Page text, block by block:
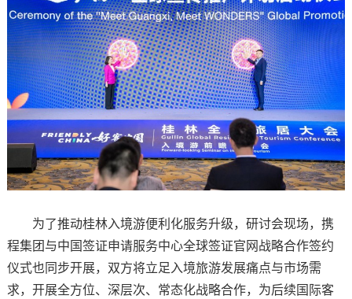
为了推动桂林入境游便利化服务升级，研讨会现场，携
程集团与中国签证申请服务中心全球签证官网战略合作签约
仪式也同步开展，双方将立足入境旅游发展痛点与市场需
求，开展全方位、深层次、常态化战略合作，为后续国际客